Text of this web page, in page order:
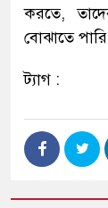
করতে,
বোঝাতে
ট্যাগ :